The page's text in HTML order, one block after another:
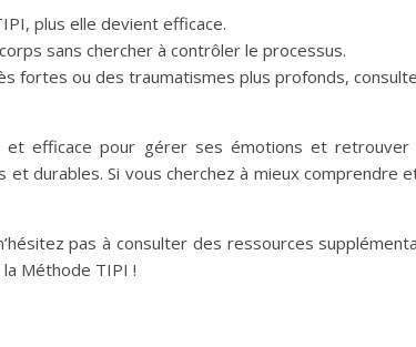
plus elle devient efficace.
sans chercher à contrôler le processus.
fortes ou des traumatismes plus profonds,
et efficace pour gérer ses émotions et
durables. Si vous cherchez à mieux comprendre
pas à consulter des ressources
Méthode TIPI !